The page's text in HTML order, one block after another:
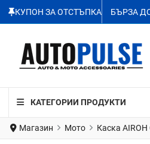
КУПОН ЗА ОТСТЪПКА БЪРЗА
КАТЕГОРИИ ПРОДУКТИ
Магазин Мото Каска AIROH